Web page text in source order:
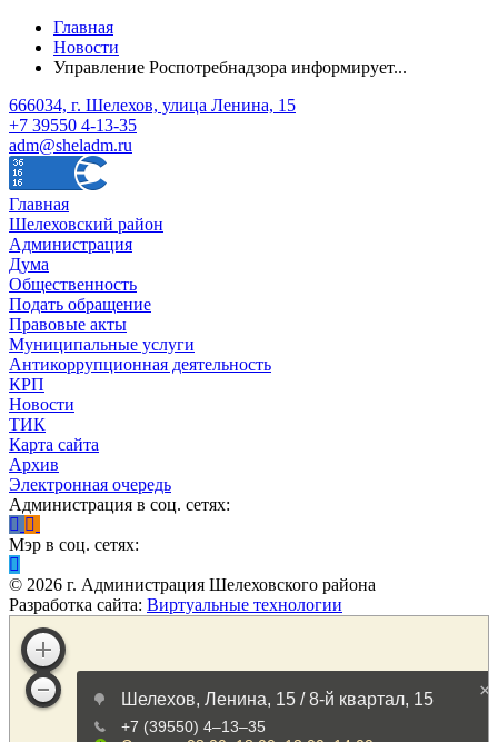
Главная
Новости
Управление Роспотребнадзора информирует...
666034, г. Шелехов, улица Ленина, 15
+7 39550 4-13-35
adm@sheladm.ru
Главная
Шелеховский район
Администрация
Дума
Общественность
Подать обращение
Правовые акты
Муниципальные услуги
Антикоррупционная деятельность
КРП
Новости
ТИК
Карта сайта
Архив
Электронная очередь
Администрация в соц. сетях:
Мэр в соц. сетях:
© 2026 г. Администрация Шелеховского района
Разработка сайта: Виртуальные технологии